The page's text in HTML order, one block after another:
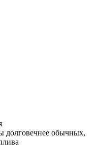
долговечнее обычных,